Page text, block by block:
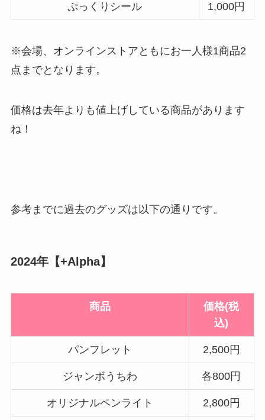
ぷっくりシール 1,000円
※会場、オンラインストアともにお一人様1商品2
点までとなります。
価格は去年よりも値上げしている商品があります
ね！
参考までに過去のグッズは以下の通りです。
2024年【+Alpha】
商品
価格(税
込)
パンフレット 2,500円
ジャンボうちわ 各800円
オリジナルペンライト 2,800円